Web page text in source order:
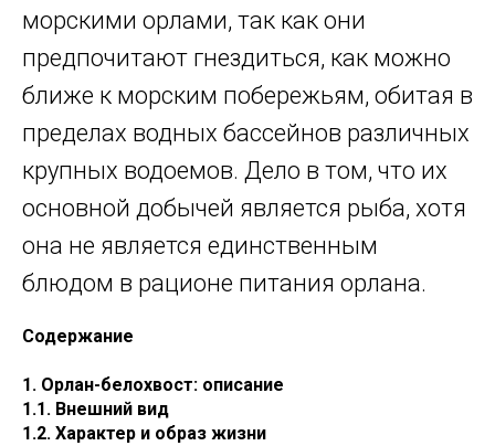
морскими орлами, так как они
предпочитают гнездиться, как можно
ближе к морским побережьям, обитая в
пределах водных бассейнов различных
крупных водоемов. Дело в том, что их
основной добычей является рыба, хотя
она не является единственным
блюдом в рационе питания орлана.
Содержание
1. Орлан-белохвост: описание
1.1. Внешний вид
1.2. Характер и образ жизни